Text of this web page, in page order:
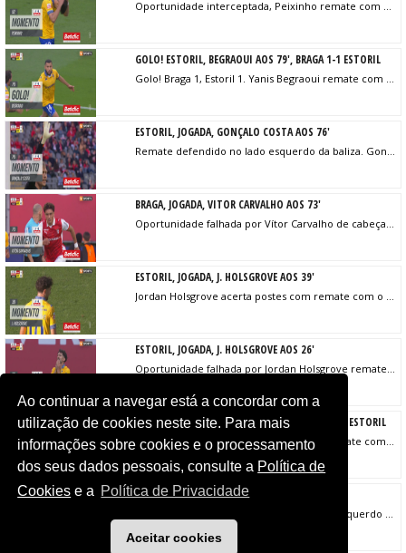
Ao continuar a navegar está a concordar com a
utilização de cookies neste site. Para mais
informações sobre cookies e o processamento
dos seus dados pessoais, consulte a Política de
Cookies e a Política de Privacidade
Aceitar cookies
GOLO! ESTORIL, BEGRAOUI AOS 79', BRAGA 1-1 ESTORIL
ESTORIL, JOGADA, GONÇALO COSTA AOS 76'
BRAGA, JOGADA, VITOR CARVALHO AOS 73'
ESTORIL, JOGADA, J. HOLSGROVE AOS 39'
ESTORIL, JOGADA, J. HOLSGROVE AOS 26'
GOLO! BRAGA, M. DORGELES AOS 23', BRAGA 1-0 ESTORIL
ESTORIL, JOGADA, J. HOLSGROVE AOS 6'